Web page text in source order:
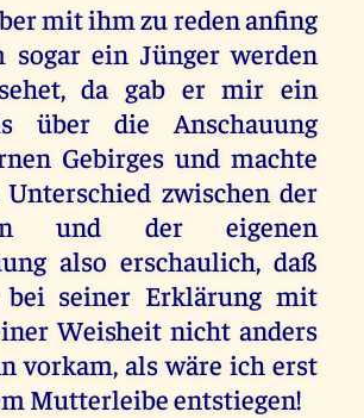
mit ihm zu reden anfing
sogar ein Jünger werden
da gab er mir ein
über die Anschauung
Gebirges und machte
zwischen der
und der eigenen
also erschaulich, daß
seiner Erklärung mit
Weisheit nicht anders
vorkam, als wäre ich erst
Mutterleibe entstiegen!